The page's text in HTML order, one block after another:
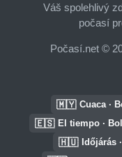
Váš spolehlivý
počasí
Počasí.net ©
🇲🇾 Cuaca ·
🇪🇸 El tiempo ·
🇭🇺 Időjárás